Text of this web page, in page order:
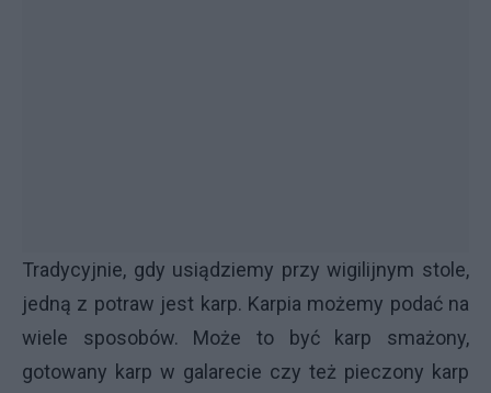
Tradycyjnie, gdy usiądziemy przy wigilijnym stole,
jedną z potraw jest karp. Karpia możemy podać na
wiele sposobów. Może to być karp smażony,
gotowany karp w galarecie czy też pieczony karp